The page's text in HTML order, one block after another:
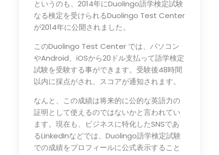
というのも、2014年にDuolingo語学検定試験
なる検定を受けられるDuolingo Test Center
が2014年に公開されました。
このDuolingo Test Center では、パソコン
やAndroid、iOSから20ドル支払って語学検定
試験を受験する事ができます。受験後48時間
以内に採点がされ、スコアが通知されます。
なんと、この成績は将来的に公的な英語力の
証明として使えるのではないかと言われてい
ます。現在も、ビジネスに特化したSNSであ
るLinkedInなどでは、Duolingo語学検定試験
での成績をプロフィールに公式表示すること